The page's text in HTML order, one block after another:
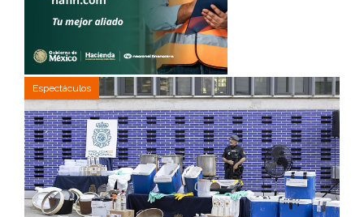
Espectáculos